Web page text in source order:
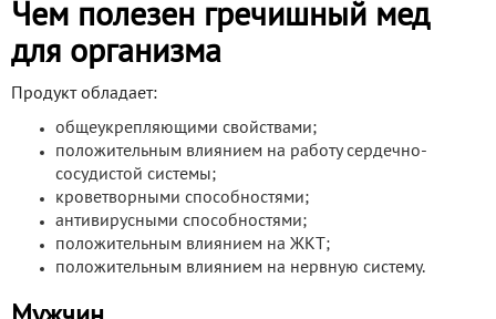
Чем полезен гречишный мед
для организма
Продукт обладает:
общеукрепляющими свойствами;
положительным влиянием на работу сердечно-
сосудистой системы;
кроветворными способностями;
антивирусными способностями;
положительным влиянием на ЖКТ;
положительным влиянием на нервную систему.